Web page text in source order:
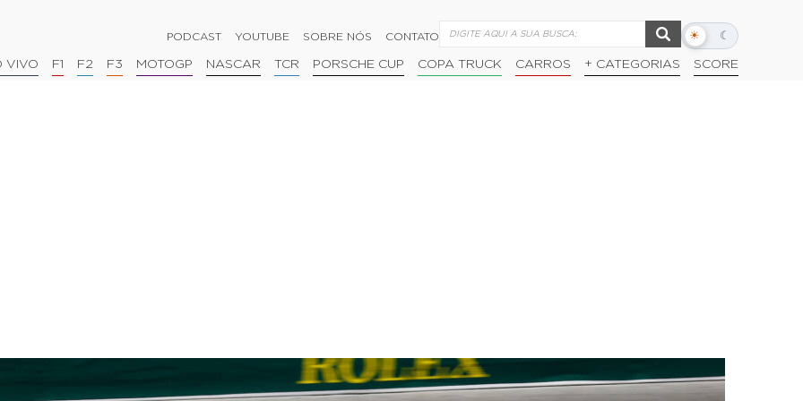
PODCAST YOUTUBE SOBRE NÓS CONTATO ☀ ☾
Alternar
escuro
VIVO F1 F2 F3 MOTOGP NASCAR TCR PORSCHE CUP COPA TRUCK CARROS + CATEGORIAS SCORE